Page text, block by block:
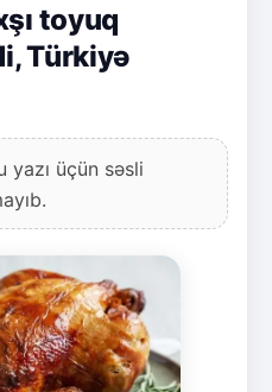
toyuq
Türkiyə
yazı üçün səsli